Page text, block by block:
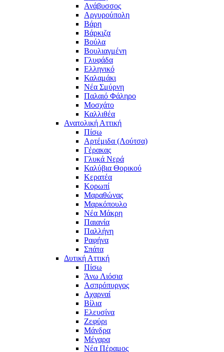
Ανάβυσσος
Αργυρούπολη
Βάρη
Βάρκιζα
Βούλα
Βουλιαγμένη
Γλυφάδα
Ελληνικό
Καλαμάκι
Νέα Σμύρνη
Παλαιό Φάληρο
Μοσχάτο
Καλλιθέα
Ανατολική Αττική
Πίσω
Αρτέμιδα (Λούτσα)
Γέρακας
Γλυκά Νερά
Καλύβια Θορικού
Κερατέα
Κορωπί
Μαραθώνας
Μαρκόπουλο
Νέα Μάκρη
Παιανία
Παλλήνη
Ραφήνα
Σπάτα
Δυτική Αττική
Πίσω
Άνω Λιόσια
Ασπρόπυργος
Αχαρναί
Βίλια
Ελευσίνα
Ζεφύρι
Μάνδρα
Μέγαρα
Νέα Πέραμος